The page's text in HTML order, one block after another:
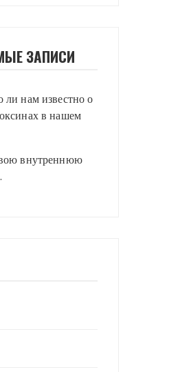
ЗАПИСИ
ли нам известно о
в нашем
внутреннюю